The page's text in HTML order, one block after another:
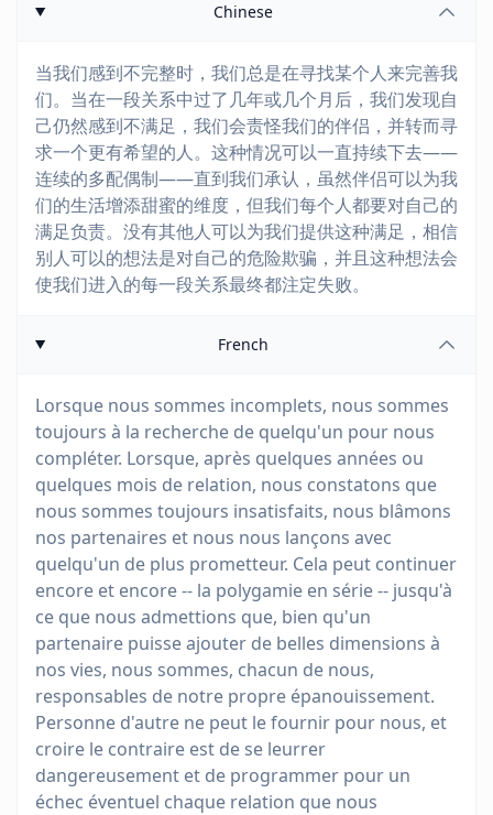
Chinese
当我们感到不完整时，我们总是在寻找某个人来完善我
们。当在一段关系中过了几年或几个月后，我们发现自
己仍然感到不满足，我们会责怪我们的伴侣，并转而寻
求一个更有希望的人。这种情况可以一直持续下去——
连续的多配偶制——直到我们承认，虽然伴侣可以为我
们的生活增添甜蜜的维度，但我们每个人都要对自己的
满足负责。没有其他人可以为我们提供这种满足，相信
别人可以的想法是对自己的危险欺骗，并且这种想法会
使我们进入的每一段关系最终都注定失败。
French
Lorsque nous sommes incomplets, nous sommes
toujours à la recherche de quelqu'un pour nous
compléter. Lorsque, après quelques années ou
quelques mois de relation, nous constatons que
nous sommes toujours insatisfaits, nous blâmons
nos partenaires et nous nous lançons avec
quelqu'un de plus prometteur. Cela peut continuer
encore et encore -- la polygamie en série -- jusqu'à
ce que nous admettions que, bien qu'un
partenaire puisse ajouter de belles dimensions à
nos vies, nous sommes, chacun de nous,
responsables de notre propre épanouissement.
Personne d'autre ne peut le fournir pour nous, et
croire le contraire est de se leurrer
dangereusement et de programmer pour un
échec éventuel chaque relation que nous